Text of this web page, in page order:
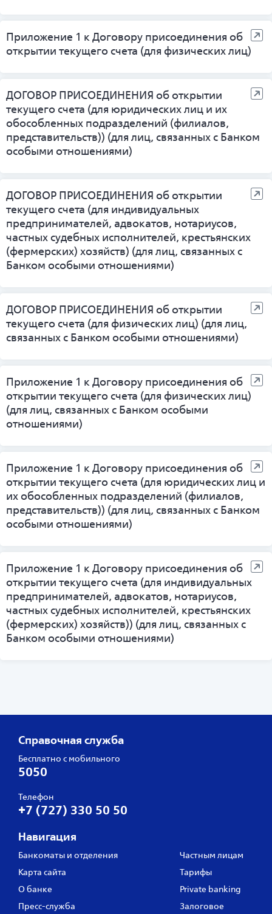
Приложение 1 к Договору присоединения об
открытии текущего счета (для физических лиц)
ДОГОВОР ПРИСОЕДИНЕНИЯ об открытии
текущего счета (для юридических лиц и их
обособленных подразделений (филиалов,
представительств)) (для лиц, связанных с Банком
особыми отношениями)
ДОГОВОР ПРИСОЕДИНЕНИЯ об открытии
текущего счета (для индивидуальных
предпринимателей, адвокатов, нотариусов,
частных судебных исполнителей, крестьянских
(фермерских) хозяйств) (для лиц, связанных с
Банком особыми отношениями)
ДОГОВОР ПРИСОЕДИНЕНИЯ об открытии
текущего счета (для физических лиц) (для лиц,
связанных с Банком особыми отношениями)
Приложение 1 к Договору присоединения об
открытии текущего счета (для физических лиц)
(для лиц, связанных с Банком особыми
отношениями)
Приложение 1 к Договору присоединения об
открытии текущего счета (для юридических лиц и
их обособленных подразделений (филиалов,
представительств)) (для лиц, связанных с Банком
особыми отношениями)
Приложение 1 к Договору присоединения об
открытии текущего счета (для индивидуальных
предпринимателей, адвокатов, нотариусов,
частных судебных исполнителей, крестьянских
(фермерских) хозяйств)) (для лиц, связанных с
Банком особыми отношениями)
Справочная служба
Бесплатно с мобильного
5050
Телефон
+7 (727) 330 50 50
Навигация
Банкоматы и отделения
Карта сайта
О банке
Пресс‑служба
Частным лицам
Тарифы
Private banking
Залоговое